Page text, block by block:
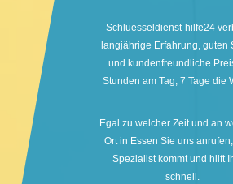
Schluesseldienst-hilfe24
langjährige Erfahrung, guten
und kundenfreundliche
Stunden am Tag, 7 Tage die
Egal zu welcher Zeit und an
Ort in Essen Sie uns
Spezialist kommt und hilft
schnell.